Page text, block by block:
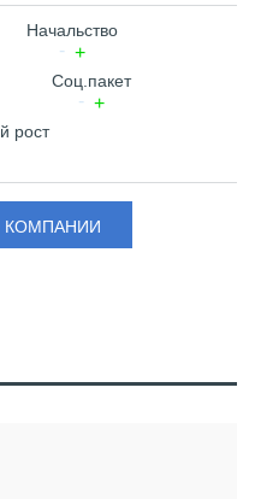
Начальство
Соц.пакет
рост
КОМПАНИИ